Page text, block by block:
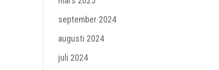
september 2024
augusti 2024
juli 2024